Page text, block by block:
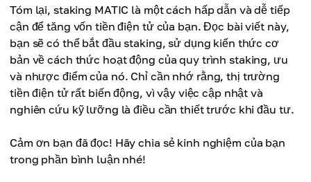
Tóm lại, staking MATIC là một cách hấp dẫn và dễ tiếp
cận để tăng vốn tiền điện tử của bạn. Đọc bài viết này,
bạn sẽ có thể bắt đầu staking, sử dụng kiến ​​thức cơ
bản về cách thức hoạt động của quy trình staking, ưu
và nhược điểm của nó. Chỉ cần nhớ rằng, thị trường
tiền điện tử rất biến động, vì vậy việc cập nhật và
nghiên cứu kỹ lưỡng là điều cần thiết trước khi đầu tư.
Cảm ơn bạn đã đọc! Hãy chia sẻ kinh nghiệm của bạn
trong phần bình luận nhé!